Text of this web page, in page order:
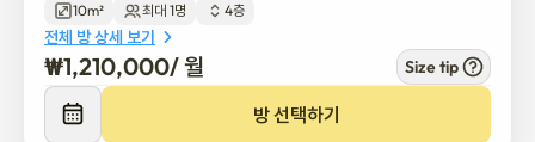
-서울 지하철 2호선을 통한 우수한 교통수단
-깨끗하고 조용하며 안전한 생활 환경
-학생, 전문가 및 국제 거주자에게 이상적입니다
10m²
최대 1명 4층
전체 방 상세 보기
₩1,210,000/ 월 Size tip
방 선택하기